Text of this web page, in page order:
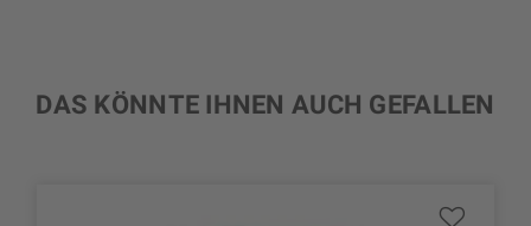
DAS KÖNNTE IHNEN AUCH GEFALLEN